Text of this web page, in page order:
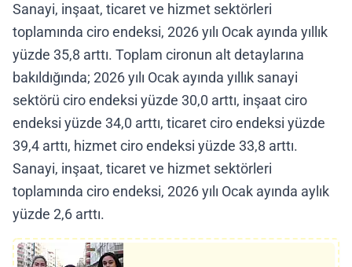
Sanayi, inşaat, ticaret ve hizmet sektörleri
toplamında ciro endeksi, 2026 yılı Ocak ayında yıllık
yüzde 35,8 arttı. Toplam cironun alt detaylarına
bakıldığında; 2026 yılı Ocak ayında yıllık sanayi
sektörü ciro endeksi yüzde 30,0 arttı, inşaat ciro
endeksi yüzde 34,0 arttı, ticaret ciro endeksi yüzde
39,4 arttı, hizmet ciro endeksi yüzde 33,8 arttı.
Sanayi, inşaat, ticaret ve hizmet sektörleri
toplamında ciro endeksi, 2026 yılı Ocak ayında aylık
yüzde 2,6 arttı.